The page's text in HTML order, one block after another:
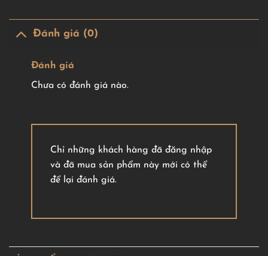
Đánh giá (0)
Đánh giá
Chưa có đánh giá nào.
Chỉ những khách hàng đã đăng nhập
và đã mua sản phẩm này mới có thể
để lại đánh giá.